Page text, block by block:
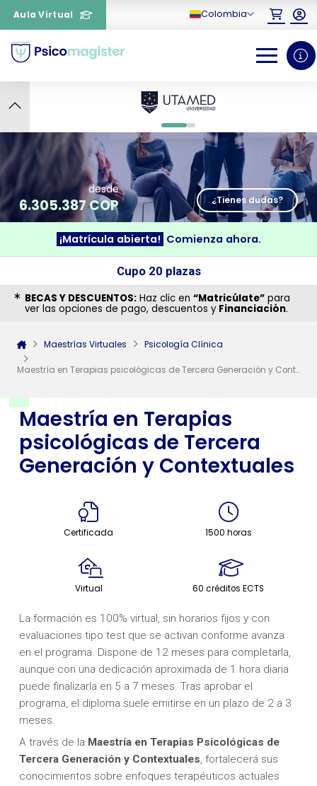
Aula Virtual Colombia
0 1
Maestría en Terapias
psicológicas de Tercera
Generación y Contextuales
Certificada 1500 horas
Virtual 60 créditos ECTS
La formación es 100% virtual, sin horarios fijos y con
evaluaciones tipo test que se activan conforme avanza
en el programa. Dispone de 12 meses para completarla,
aunque con una dedicación aproximada de 1 hora diaria
puede finalizarla en 5 a 7 meses. Tras aprobar el
programa, el diploma suele emitirse en un plazo de 2 a 3
meses.
A través de la Maestría en Terapias Psicológicas de
Tercera Generación y Contextuales, fortalecerá sus
conocimientos sobre enfoques terapéuticos actuales
desde
6.305.387 COP ¿Tienes dudas?
¡Matrícula abierta! Comienza ahora.
Cupo 20 plazas
BECAS Y DESCUENTOS: Haz clic en “Matricúlate” para
ver las opciones de pago, descuentos y Financiación.
Maestrías Virtuales Psicología Clínica
Maestría en Terapias psicológicas de Tercera Generación y Contextuales
¿Necesitas más información
sobre un curso?